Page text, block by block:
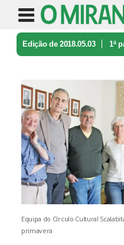
Edição de 2018.05.03 1ª
Equipa do Círculo Cultural
primavera